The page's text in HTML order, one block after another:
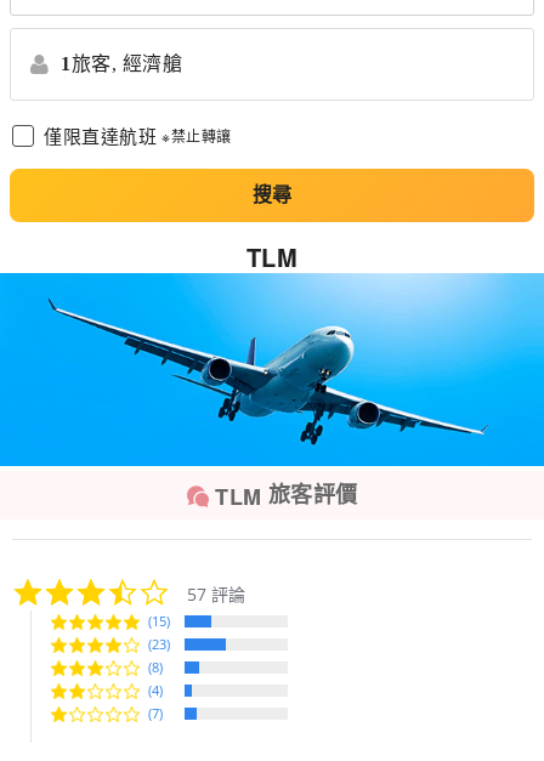
1旅客, 經濟艙
僅限直達航班 ※禁止轉讓
搜尋
TLM
TLM 旅客評價
3.6
star
rating
57 評論
(15)
(23)
(8)
(4)
(7)